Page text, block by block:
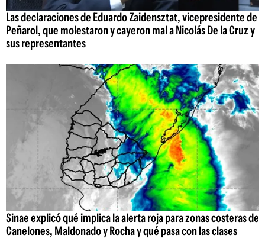
Las declaraciones de Eduardo Zaidensztat, vicepresidente de
Peñarol, que molestaron y cayeron mal a Nicolás De la Cruz y
sus representantes
Sinae explicó qué implica la alerta roja para zonas costeras de
Canelones, Maldonado y Rocha y qué pasa con las clases